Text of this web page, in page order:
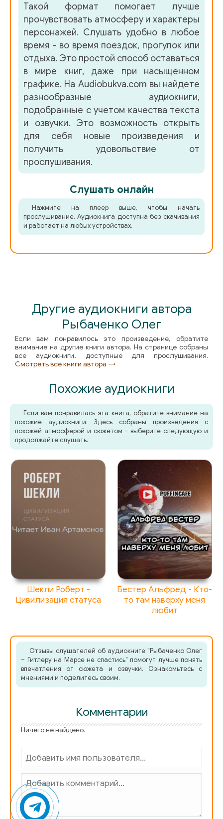
Такой формат помогает лучше
прочувствовать атмосферу и характеры
персонажей. Слушать удобно в любое
время - во время поездок, прогулок или
отдыха. Это простой способ оставаться
в мире книг, даже при насыщенном
графике. На Audiobukva.com вы найдете
разнообразные аудиокниги,
подобранные с учетом качества текста
и озвучки. Это возможность открыть
для себя новые произведения и
получить удовольствие от
прослушивания.
Слушать онлайн
Нажмите на плеер выше, чтобы начать
прослушивание. Аудиокнига доступна без скачивания
и работает на любых устройствах.
Другие аудиокниги автора
Рыбаченко Олег
Если вам понравилось это произведение, обратите
внимание на другие книги автора. На странице собраны
все аудиокниги, доступные для прослушивания.
Смотреть все книги автора →
Похожие аудиокниги
Если вам понравилась эта книга, обратите внимание на
похожие аудиокниги. Здесь собраны произведения с
похожей атмосферой и сюжетом - выберите следующую и
продолжайте слушать.
Шекли Роберт -
Цивилизация статуса
Бестер Альфред - Кто-
то там наверху меня
любит
Отзывы слушателей об аудиокниге "Рыбаченко Олег
– Гитлеру на Марсе не спастись" помогут лучше понять
впечатления от сюжета и озвучки. Ознакомьтесь с
мнениями и поделитесь своим.
Комментарии
Ничего не найдено.